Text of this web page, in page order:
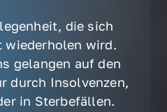
die sich
wird.
gelangen auf den
durch Insolvenzen,
in Sterbefällen.